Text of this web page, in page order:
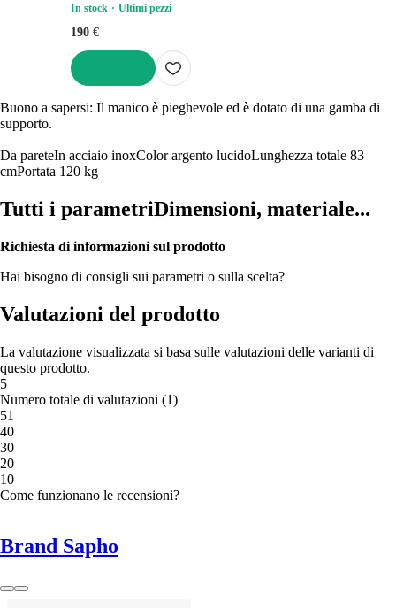
In stock
Ultimi pezzi
190 €
Buono a sapersi: Il manico è pieghevole ed è dotato di una gamba di
supporto.
Da pareteIn acciaio inoxColor argento lucidoLunghezza totale 83
cmPortata 120 kg
Tutti i parametriDimensioni, materiale...
Richiesta di informazioni sul prodotto
Hai bisogno di consigli sui parametri o sulla scelta?
Valutazioni del prodotto
La valutazione visualizzata si basa sulle valutazioni delle varianti di
questo prodotto.
5
Numero totale di valutazioni (1)
51
40
30
20
10
Come funzionano le recensioni?
Brand Sapho